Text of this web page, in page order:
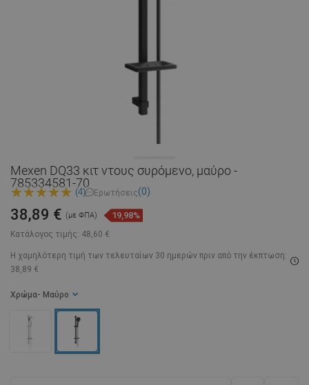
Mexen DQ33 κιτ ντους συρόμενο, μαύρο -
785334581-70
(4) Ερωτήσεις(0)
Κατάλογος τιμής: 48,60 €
38,89 € (με ΦΠΑ) 19,98%
Η χαμηλότερη τιμή των τελευταίων 30 ημερών πριν από την έκπτωση:
38,89 €
Χρώμα - Μαύρο